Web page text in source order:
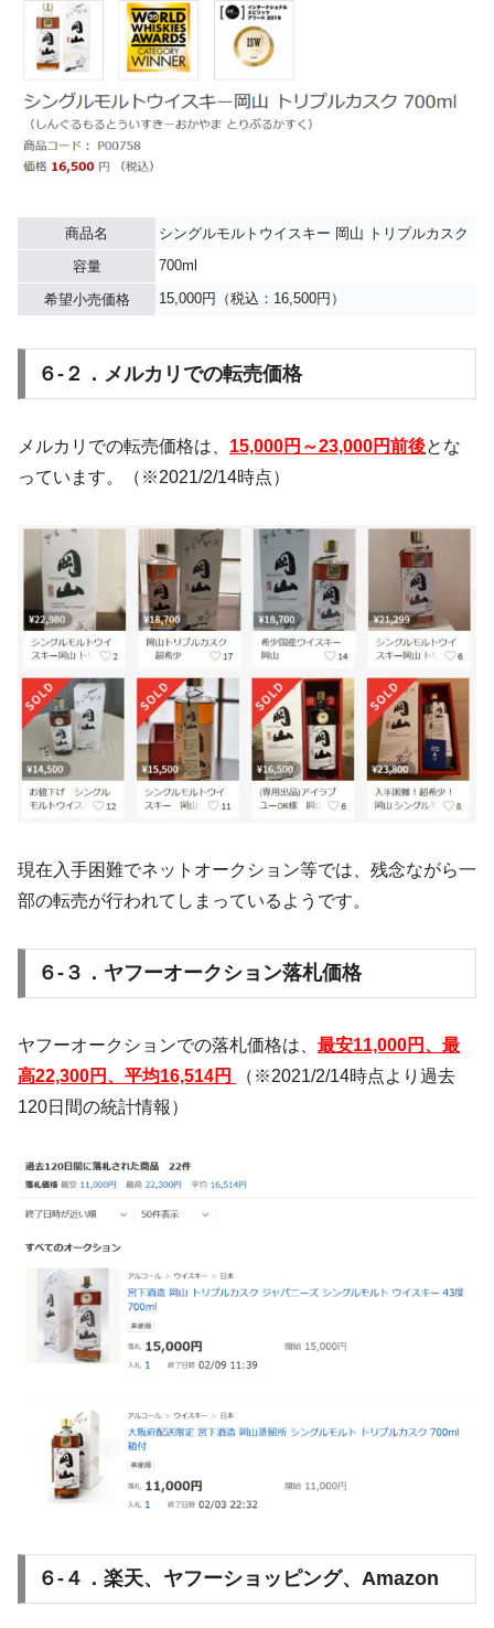
商品名
シングルモルトウイスキー 岡山 トリプルカスク
容量
700ml
希望小売価格 15,000円（税込：16,500円）
６-２．メルカリでの転売価格
メルカリでの転売価格は、 15,000円～23,000円前後とな
っています。（※2021/2/14時点）
現在入手困難でネットオークション等では、残念ながら一
部の転売が行われてしまっているようです。
６-３．ヤフーオークション落札価格
ヤフーオークションでの落札価格は、 最安11,000円、最
高22,300円、平均16,514円
（※2021/2/14時点より過去
120日間の統計情報）
６-４．楽天、ヤフーショッピング、Amazon